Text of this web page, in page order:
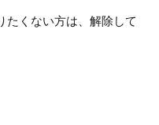
たくない方は、解除して